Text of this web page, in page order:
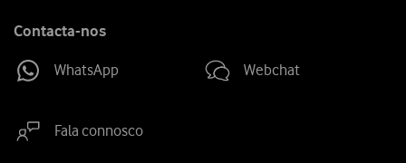
Contacta-nos
WhatsApp Webchat
Fala connosco